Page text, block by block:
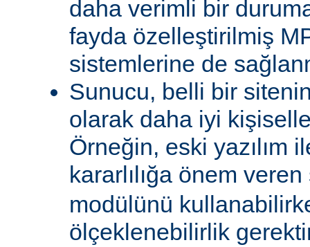
daha verimli bir
fayda özelleştirilmiş
sistemlerine de
Sunucu, belli bir
olarak daha iyi
Örneğin, eski yazılım
kararlılığa önem
modülünü
ölçeklenebilirlik